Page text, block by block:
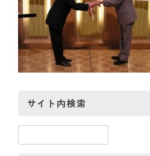
理事会報告
スケジュール
年間プログラム
クラブのあゆみ
サイト内検索